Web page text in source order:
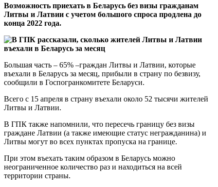
Возможность приехать в Беларусь без визы гражданам
Литвы и Латвии с учетом большого спроса продлена до
конца 2022 года.
Большая часть – 65% –граждан Литвы и Латвии, которые
въехали в Беларусь за месяц, прибыли в страну по безвизу,
сообщили в Госпогранкомитете Беларуси.
Всего с 15 апреля в страну въехали около 52 тысячи жителей
Литвы и Латвии.
В ГПК также напомнили, что пересечь границу без визы
граждане Латвии (а также имеющие статус негражданина) и
Литвы могут во всех пунктах пропуска на границе.
При этом въехать таким образом в Беларусь можно
неограниченное количество раз и находиться на всей
территории страны.